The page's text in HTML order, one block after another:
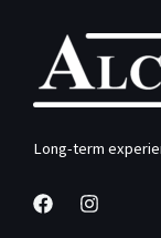
Long-term